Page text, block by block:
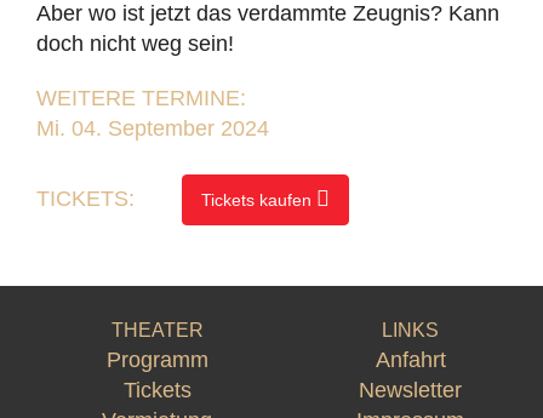
Aber wo ist jetzt das verdammte Zeugnis? Kann
doch nicht weg sein!
WEITERE TERMINE:
Mi. 04. September 2024
TICKETS: Tickets kaufen
THEATER
Programm
Tickets
LINKS
Anfahrt
Newsletter